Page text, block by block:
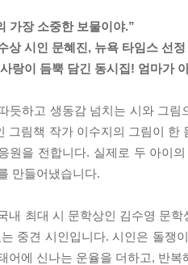
가장 소중한 보물이야.”
상 시인 문혜진, 뉴욕 타임스 선
랑이 듬뿍 담긴 동시집! 엄마가
듯하고 생동감 넘치는 시와 그
그림책 작가 이수지의 그림이
원을 전합니다. 실제로 두 아이
만들어냈습니다.
내 최대 시 문학상인 김수영 문
중견 시인입니다. 시인은 돌쟁
어에 신나는 운율을 더하고, 반